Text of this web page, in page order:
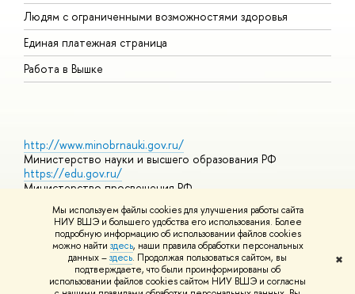
Мы используем файлы cookies для улучшения работы сайта
НИУ ВШЭ и большего удобства его использования. Более
подробную информацию об использовании файлов cookies
можно найти здесь, наши правила обработки персональных
данных –здесь. Продолжая пользоваться сайтом, вы
подтверждаете, что были проинформированы об
использовании файлов cookies сайтом НИУ ВШЭ и согласны
✖
Людям с ограниченными возможностями здоровья
Единая платежная страница
Работа в Вышке
http://www.minobrnauki.gov.ru/
Министерство науки и высшего образования РФ
https://edu.gov.ru/
Министерство просвещения РФ
https://elearning.hse.ru/mooc
Массовые открытые онлайн-курсы
© НИУ ВШЭ 1993–2026 Адреса и контактыУсловия
использования материалов Политика конфиденциальности